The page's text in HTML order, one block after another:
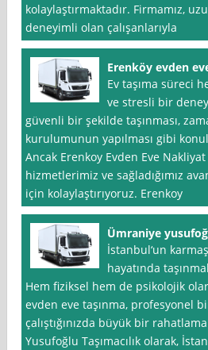
kolaylaştırmaktadır. Firmamız,
deneyimli olan çalışanlarıyla
Erenköy evden
Ev taşıma süreci
ve stresli bir
güvenli bir şekilde taşınması,
kurulumunun yapılması gibi
Ancak Erenkoy Evden Eve
hizmetlerimiz ve sağladığımız
için kolaylaştırıyoruz. Erenkoy
Ümraniye
İstanbul‘un
hayatında
Hem fiziksel hem de psikolojik
evden eve taşınma, profesyonel
çalıştığınızda büyük bir
Yusufoğlu Taşımacılık olarak,